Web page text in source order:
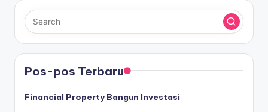
Pos-pos Terbaru
Financial Property Bangun Investasi